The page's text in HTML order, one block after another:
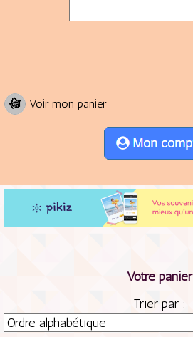
Voir mon panier
Votre panier
Trier par :